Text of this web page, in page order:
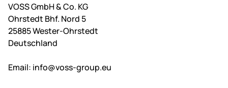
VOSS GmbH & Co. KG
Ohrstedt Bhf. Nord 5
25885 Wester-Ohrstedt
Deutschland
Email: info@voss-group.eu